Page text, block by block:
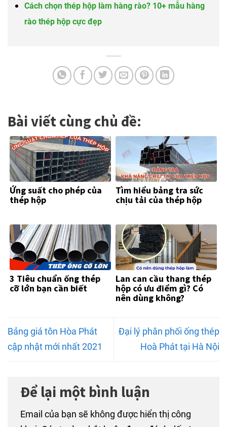
Cách chọn thép hộp làm hàng rào? 10+ mẫu hàng
rào thép hộp cực đẹp
Bài viết cùng chủ đề:
Ứng suất cho phép của
thép hộp
Tìm hiểu bảng tra sức
chịu tải của thép hộp
3 Tiêu chuẩn ống thép
cỡ lớn bạn cần biết
Lan can cầu thang thép
hộp có ưu điểm gì? Có
nên dùng không?
Bảng giá tôn Hòa Phát
cập nhật mới nhất 2021
Đại lý phân phối ống thép
Hoà Phát tại Hà Nội
Để lại một bình luận
Email của bạn sẽ không được hiển thị công